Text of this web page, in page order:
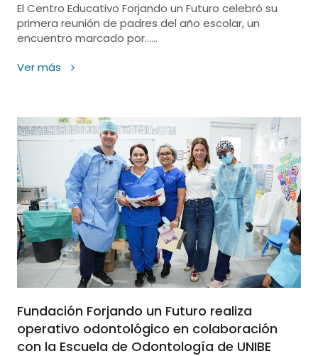
El Centro Educativo Forjando un Futuro celebró su
primera reunión de padres del año escolar, un
encuentro marcado por......
Ver más
Fundación Forjando un Futuro realiza
operativo odontológico en colaboración
con la Escuela de Odontología de UNIBE